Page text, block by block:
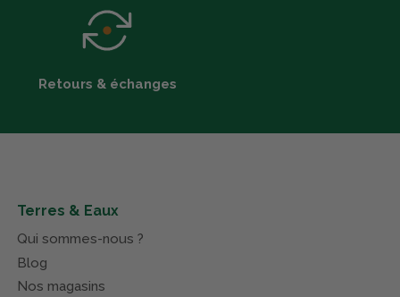
Retours & échanges
Terres & Eaux
Qui sommes-nous ?
Blog
Nos magasins